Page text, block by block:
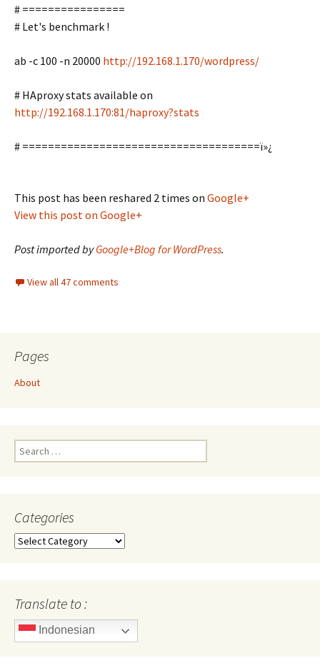
# ================
# Let's benchmark !
ab -c 100 -n 20000 http://192.168.1.170/wordpress/
# HAproxy stats available on
http://192.168.1.170:81/haproxy?stats
# =====================================ï»¿
This post has been reshared 2 times on Google+
View this post on Google+
Post imported byGoogle+Blog for WordPress.
View all 47 comments
Pages
About
Search
for:
Categories
Categories
Translate to :
Indonesian